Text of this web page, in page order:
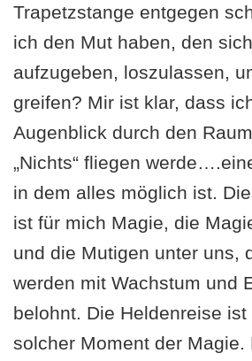
Trapetzstange entgegen
ich den Mut haben, den
aufzugeben, loszulassen,
greifen? Mir ist klar, dass
Augenblick durch den
„Nichts“ fliegen
in dem alles möglich ist.
ist für mich Magie, die
und die Mutigen unter uns,
werden mit Wachstum und
belohnt. Die Heldenreise
solcher Moment der Magie.